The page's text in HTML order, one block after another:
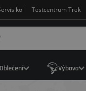
kol Testcentrum Trek
Oblečení Výbava